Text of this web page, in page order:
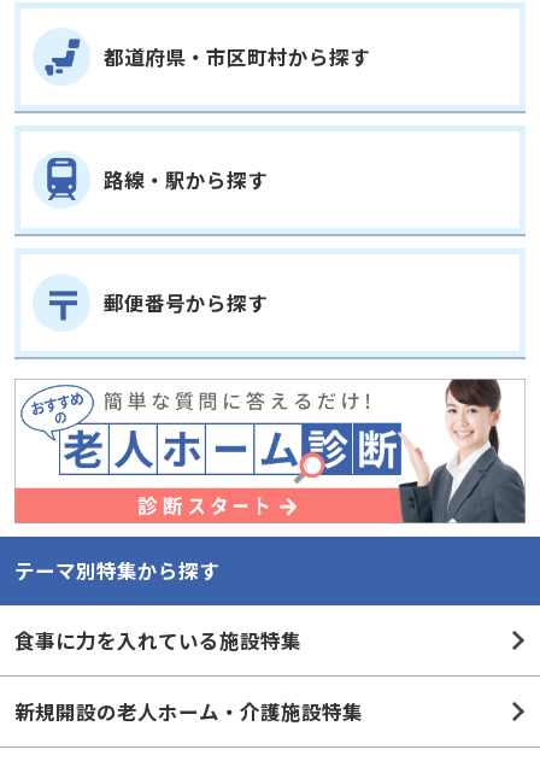
都道府県・市区町村から探す
路線・駅から探す
郵便番号から探す
テーマ別特集から探す
食事に力を入れている施設特集
新規開設の老人ホーム・介護施設特集